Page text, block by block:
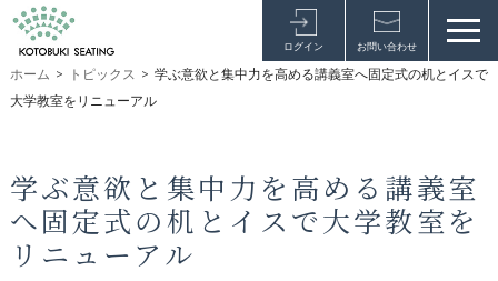
ログイン お問い合わせ
ホーム > トピックス > 学ぶ意欲と集中力を高める講義室へ固定式の机とイスで
大学教室をリニューアル
学ぶ意欲と集中力を高める講義室
へ固定式の机とイスで大学教室を
リニューアル